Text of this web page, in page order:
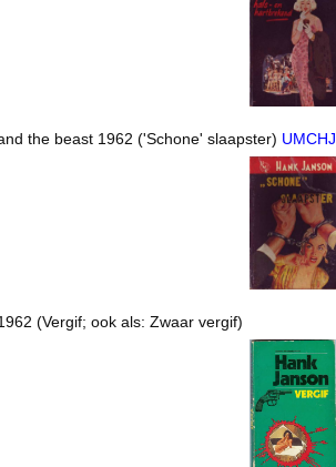
the beast 1962 ('Schone' slaapster)
(Vergif; ook als: Zwaar vergif)